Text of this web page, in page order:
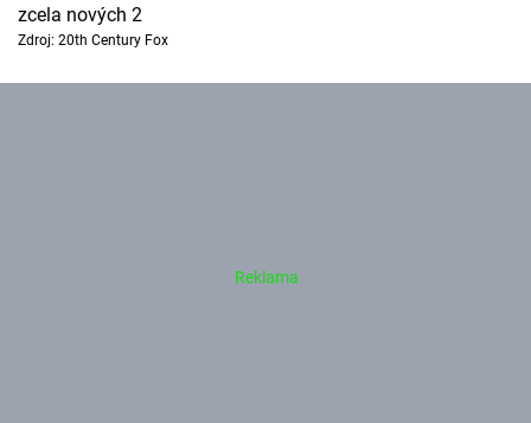
zcela nových 2
Zdroj: 20th Century Fox